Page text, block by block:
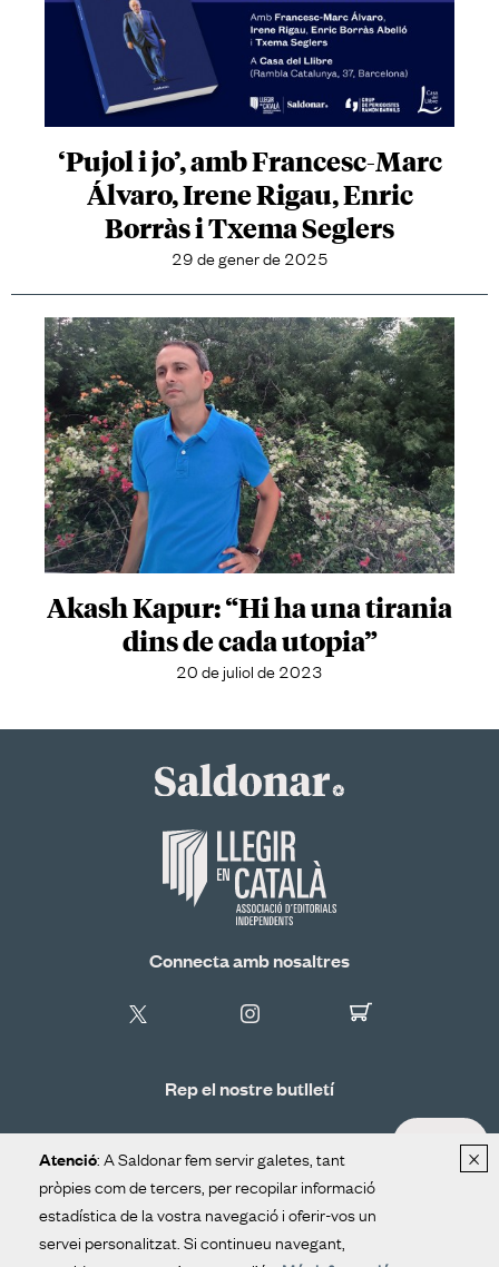
‘Pujol i jo’, amb Francesc-Marc
Álvaro, Irene Rigau, Enric
Borràs i Txema Seglers
29 de gener de 2025
Akash Kapur: “Hi ha una tirania
dins de cada utopia”
20 de juliol de 2023
Connecta amb nosaltres
Rep el nostre butlletí
Distribució Contacte Avís legal
×
Atenció: A Saldonar fem servir galetes, tant
pròpies com de tercers, per recopilar informació
estadística de la vostra navegació i oferir-vos un
servei personalitzat. Si continueu navegant,